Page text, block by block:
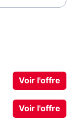
Voir l'offre
Voir l'offre